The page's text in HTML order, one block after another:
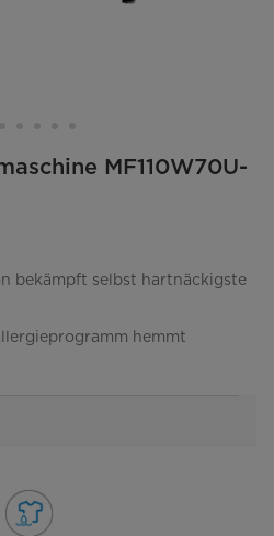
MF110W70U-
bekämpft selbst hartnäckigste
hemmt